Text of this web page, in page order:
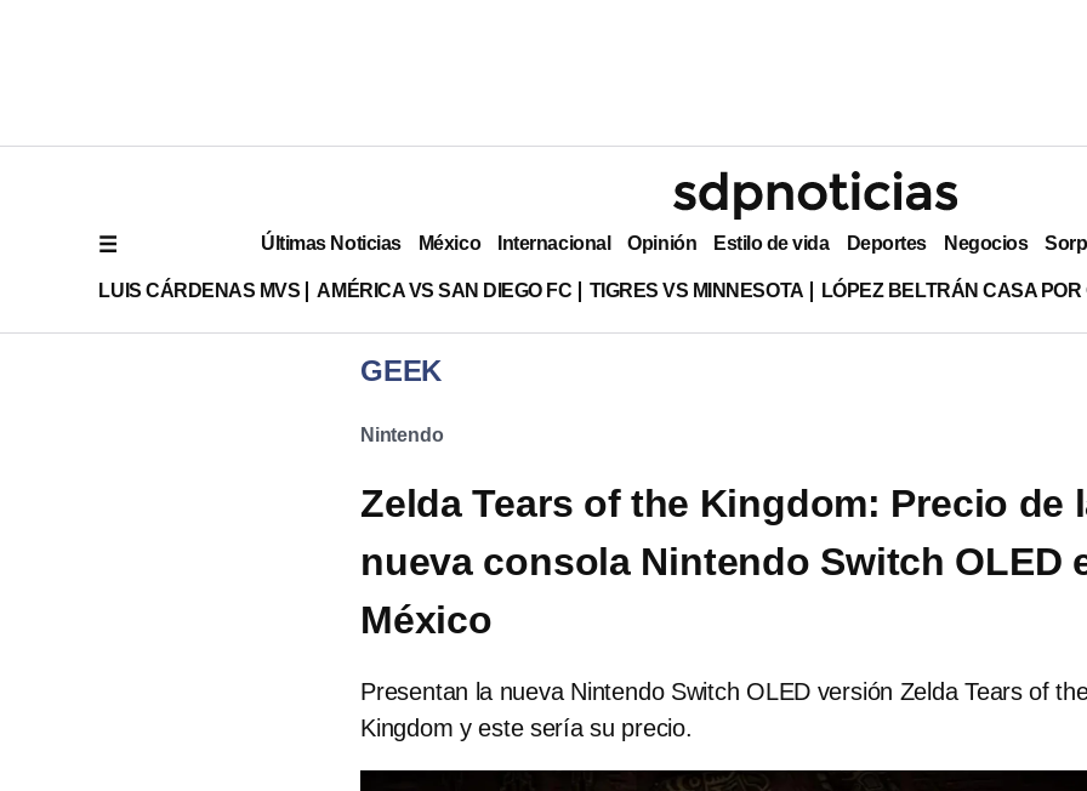
Últimas Noticias México Internacional Opinión Estilo de vida Deportes Negocios
LUIS CÁRDENAS MVS AMÉRICA VS SAN DIEGO FC TIGRES VS MINNESOTA LÓPEZ BELTRÁN CASA
GEEK
Nintendo
Zelda Tears of the Kingdom: Precio de
nueva consola Nintendo Switch OLED
México
Presentan la nueva Nintendo Switch OLED versión Zelda Tears of
Kingdom y este sería su precio.